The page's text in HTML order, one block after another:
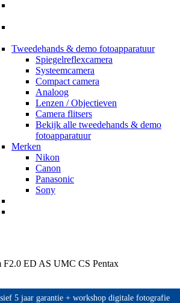
Tweedehands & demo fotoapparatuur
Spiegelreflexcamera
Systeemcamera
Compact camera
Analoog
Lenzen / Objectieven
Camera flitsers
Bekijk alle tweedehands & demo
fotoapparatuur
Merken
Nikon
Canon
Panasonic
Sony
F2.0 ED AS UMC CS Pentax
5 jaar garantie + workshop digitale fotografie